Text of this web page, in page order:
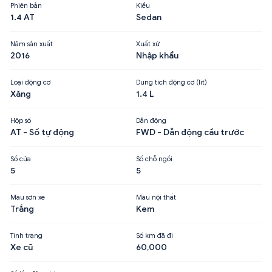
Phiên bản
1.4 AT
Kiểu
Sedan
Năm sản xuất
2016
Xuất xứ
Nhập khẩu
Loại động cơ
Xăng
Dung tích động cơ (lít)
1.4 L
Hộp số
AT - Số tự động
Dẫn động
FWD - Dẫn động cầu trước
Số cửa
5
Số chỗ ngồi
5
Màu sơn xe
Trắng
Màu nội thất
Kem
Tình trạng
Xe cũ
Số km đã đi
60,000